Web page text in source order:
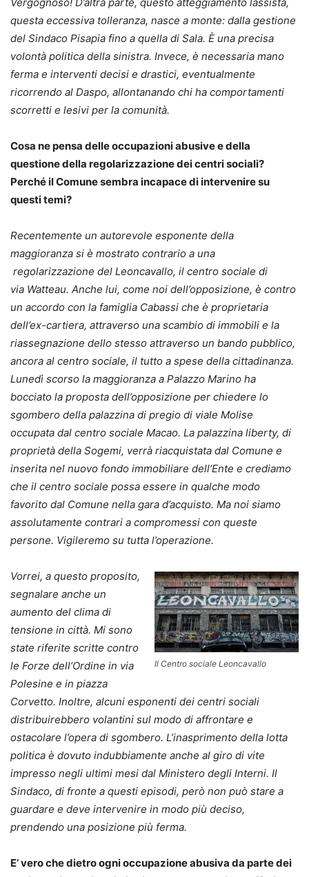
Vergognoso! D’altra parte, questo atteggiamento lassista,
questa eccessiva tolleranza, nasce a monte: dalla gestione
del Sindaco Pisapia fino a quella di Sala. È una precisa
volontà politica della sinistra. Invece, è necessaria mano
ferma e interventi decisi e drastici, eventualmente
ricorrendo al Daspo, allontanando chi ha comportamenti
scorretti e lesivi per la comunità.
Cosa ne pensa delle occupazioni abusive e della
questione della regolarizzazione dei centri sociali?
Perché il Comune sembra incapace di intervenire su
questi temi?
Recentemente un autorevole esponente della
maggioranza si è mostrato contrario a una
regolarizzazione del Leoncavallo, il centro sociale di
via Watteau. Anche lui, come noi dell’opposizione, è contro
un accordo con la famiglia Cabassi che è proprietaria
dell’ex-cartiera, attraverso una scambio di immobili e la
riassegnazione dello stesso attraverso un bando pubblico,
ancora al centro sociale, il tutto a spese della cittadinanza.
Lunedì scorso la maggioranza a Palazzo Marino ha
bocciato la proposta dell’opposizione per chiedere lo
sgombero della palazzina di pregio di viale Molise
occupata dal centro sociale Macao. La palazzina liberty, di
proprietà della Sogemi, verrà riacquistata dal Comune e
inserita nel nuovo fondo immobiliare dell’Ente e crediamo
che il centro sociale possa essere in qualche modo
favorito dal Comune nella gara d’acquisto. Ma noi siamo
assolutamente contrari a compromessi con queste
persone. Vigileremo su tutta l’operazione.
Il Centro sociale Leoncavallo
Vorrei, a questo proposito,
segnalare anche un
aumento del clima di
tensione in città. Mi sono
state riferite scritte contro
le Forze dell’Ordine in via
Polesine e in piazza
Corvetto. Inoltre, alcuni esponenti dei centri sociali
distribuirebbero volantini sul modo di affrontare e
ostacolare l’opera di sgombero. L’inasprimento della lotta
politica è dovuto indubbiamente anche al giro di vite
impresso negli ultimi mesi dal Ministero degli Interni. Il
Sindaco, di fronte a questi episodi, però non può stare a
guardare e deve intervenire in modo più deciso,
prendendo una posizione più ferma.
E’ vero che dietro ogni occupazione abusiva da parte dei